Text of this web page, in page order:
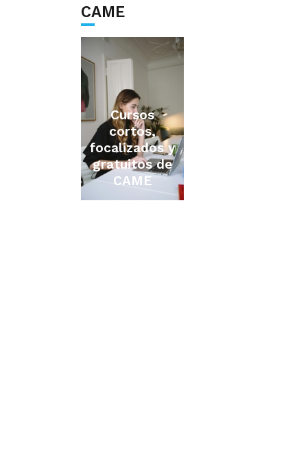
CAME
Cursos
cortos,
focalizados y
gratuitos de
CAME